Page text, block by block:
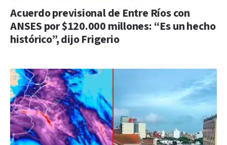
Acuerdo previsional de Entre Ríos con
ANSES por $120.000 millones: “Es un hecho
histórico”, dijo Frigerio